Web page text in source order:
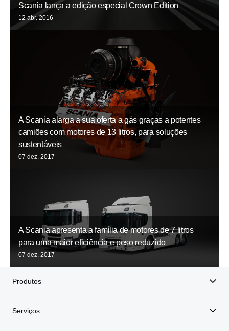
Scania lança a edição especial Crown Edition
12 abr. 2016
A Scania alarga a sua oferta a gás graças a potentes
camiões com motores de 13 litros, para soluções
sustentáveis
07 dez. 2017
A Scania apresenta a família de motores de 7 litros
para uma maior eficiência e peso reduzido
07 dez. 2017
Produtos
Serviços